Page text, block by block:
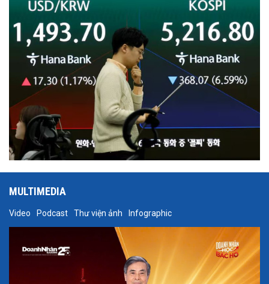
số lớn.
MULTIMEDIA
Video Podcast Thư viện ảnh Infographic